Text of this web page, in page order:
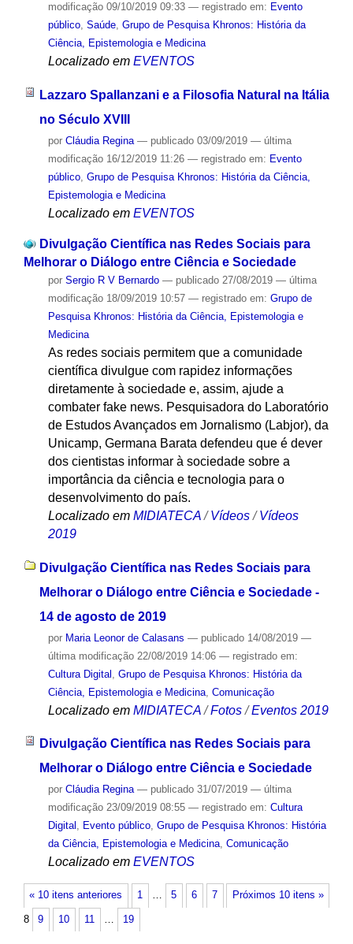
modificação09/10/2019 09:33 — registrado em: Evento
público, Saúde, Grupo de Pesquisa Khronos: História da
Ciência, Epistemologia e Medicina
Localizado em EVENTOS
Lazzaro Spallanzani e a Filosofia Natural na Itália
no Século XVIII
por Cláudia Regina — publicado03/09/2019 — última
modificação16/12/2019 11:26 — registrado em: Evento
público, Grupo de Pesquisa Khronos: História da Ciência,
Epistemologia e Medicina
Localizado em EVENTOS
Divulgação Científica nas Redes Sociais para
Melhorar o Diálogo entre Ciência e Sociedade
por Sergio R V Bernardo — publicado27/08/2019 — última
modificação18/09/2019 10:57 — registrado em: Grupo de
Pesquisa Khronos: História da Ciência, Epistemologia e
Medicina
As redes sociais permitem que a comunidade
científica divulgue com rapidez informações
diretamente à sociedade e, assim, ajude a
combater fake news. Pesquisadora do Laboratório
de Estudos Avançados em Jornalismo (Labjor), da
Unicamp, Germana Barata defendeu que é dever
dos cientistas informar à sociedade sobre a
importância da ciência e tecnologia para o
desenvolvimento do país.
Localizado em MIDIATECA /Vídeos /Vídeos
2019
Divulgação Científica nas Redes Sociais para
Melhorar o Diálogo entre Ciência e Sociedade -
14 de agosto de 2019
por Maria Leonor de Calasans — publicado14/08/2019 —
última modificação22/08/2019 14:06 — registrado em:
Cultura Digital Grupo de Pesquisa Khronos: História da
Ciência, Epistemologia e Medicina, Comunicação
Localizado em MIDIATECA /Fotos /Eventos 2019
Divulgação Científica nas Redes Sociais para
Melhorar o Diálogo entre Ciência e Sociedade
por Cláudia Regina — publicado31/07/2019 — última
modificação23/09/2019 08:55 — registrado em: Cultura
Digital , Evento público, Grupo de Pesquisa Khronos: História
da Ciência, Epistemologia e Medicina, Comunicação
Localizado em EVENTOS
« 10 itens anteriores Próximos 10 itens »
1 … 5 6 7
8 9 10 11 … 19